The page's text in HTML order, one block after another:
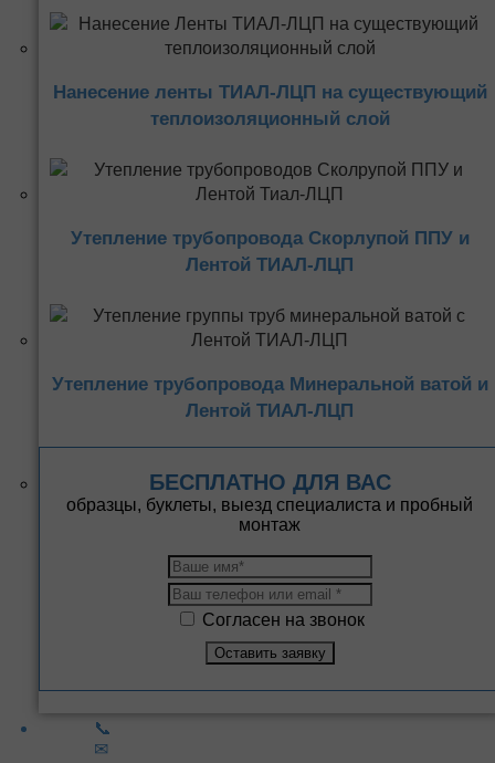
Нанесение ленты ТИАЛ-ЛЦП на существующий
теплоизоляционный слой
Утепление трубопровода Скорлупой ППУ и
Лентой ТИАЛ-ЛЦП
Утепление трубопровода Минеральной ватой и
Лентой ТИАЛ-ЛЦП
БЕСПЛАТНО ДЛЯ ВАС
образцы, буклеты, выезд специалиста и пробный
монтаж
Согласен на звонок
📞
✉